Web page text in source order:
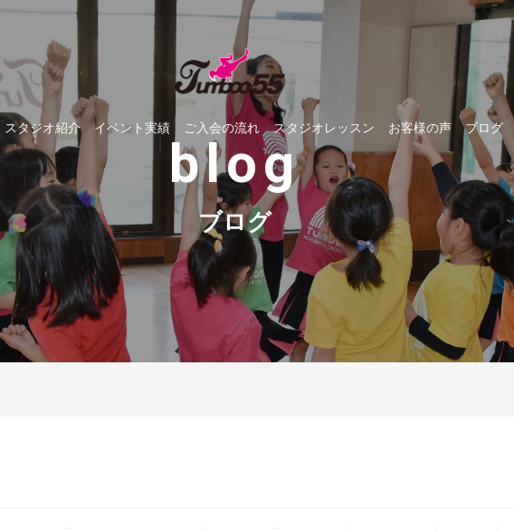
スタジオ紹介 イベント実績 ご入会の流れ スタジオレッスン お客様の声 ブログ
blog
ブログ